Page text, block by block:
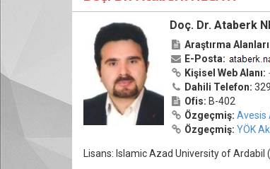
Doç. Dr. Ataberk
Araştırma
E-Posta:
Kişisel Web Alanı: -
Dahili Telefon:
Ofis: B-402
Özgeçmiş: Avesis
Özgeçmiş: YÖK
Lisans: Islamic Azad University of Ardabil